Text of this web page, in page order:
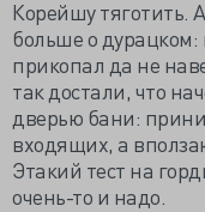
Корейшу тяготить.
больше о
прикопал да не
так достали, что
дверью бани:
входящих, а
Этакий тест на
очень-то и надо.